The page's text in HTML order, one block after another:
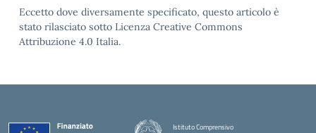
Eccetto dove diversamente specificato, questo articolo è
stato rilasciato sotto Licenza Creative Commons
Attribuzione 4.0 Italia.
Istituto Comprensivo